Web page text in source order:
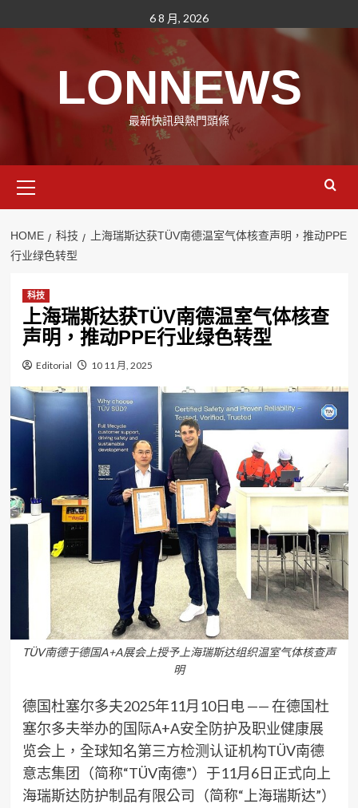
to
6 8 月, 2026
LONNEWS
最新快訊與熱門頭條
Menu
HOME 科技
上海瑞斯达获TÜV南德温室气体核查声明，推动PPE
行业绿色转型
科技
上海瑞斯达获TÜV南德温室气体核查
声明，推动PPE行业绿色转型
Editorial 10 11 月, 2025
TÜV南德于德国A+A展会上授予上海瑞斯达组织温室气体核查声
明
德国杜塞尔多夫2025年11月10日电 —— 在德国杜
塞尔多夫举办的国际A+A安全防护及职业健康展
览会上，全球知名第三方检测认证机构TÜV南德
意志集团（简称“TÜV南德”）于11月6日正式向上
海瑞斯达防护制品有限公司（简称“上海瑞斯达”）